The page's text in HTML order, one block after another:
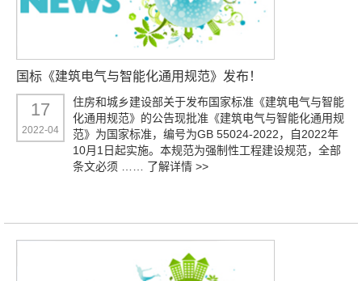
国标《建筑电气与智能化通用规范》发布！
17
2022-04
住房和城乡建设部关于发布国家标准《建筑电气与智能
化通用规范》的公告现批准《建筑电气与智能化通用规
范》为国家标准，编号为GB 55024-2022，自2022年
10月1日起实施。本规范为强制性工程建设规范，全部
条文必须 …… 了解详情 >>